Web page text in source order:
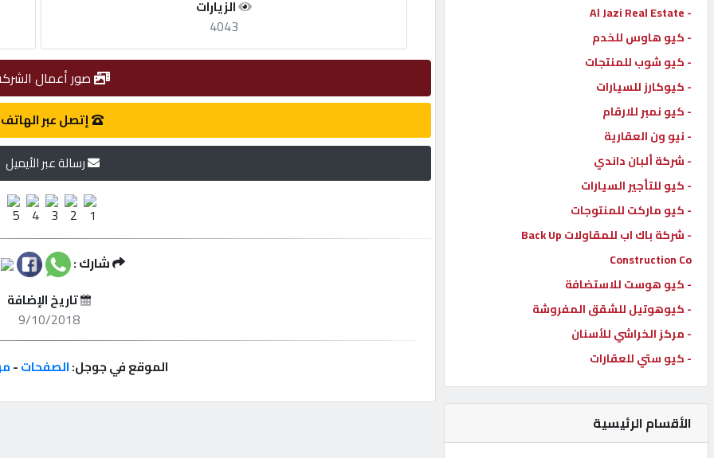
إتصل
بنا
إعلانات
المنتدى
كيو
مزاد
كيو
نمبر
كيو
كارز
كيو
- Al Jazi Real Estate
- كيو هاوس للخدم
- كيو شوب للمنتجات
- كيوكارز للسيارات
- كيو نمبر للارقام
- نيو ون العقارية
- شركة ألبان داندي
- كيو للتأجير السيارات
- كيو ماركت للمنتوجات
- شركة باك اب للمقاولات Back Up
Construction Co
- كيو هوست للاستضافة
- كيوهوتيل للشقق المفروشة
- مركز الخراشي للأسنان
- كيو ستي للعقارات
الأقسام الرئيسية
الزيارات
4043
صور أعمال
إتصل عبر الهاتف
رسالة عبر الأيميل
شارك :
تاريخ الإضافة
9/10/2018
الموقع في جوجل:الصفحات-